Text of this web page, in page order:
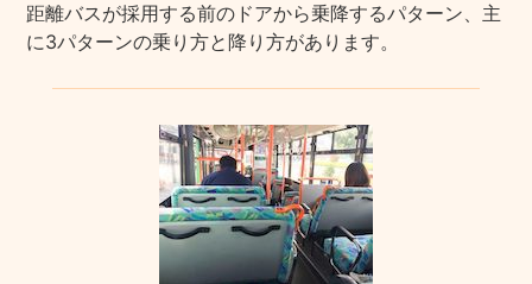
距離バスが採用する前のドアから乗降するパターン、主
に3パターンの乗り方と降り方があります。